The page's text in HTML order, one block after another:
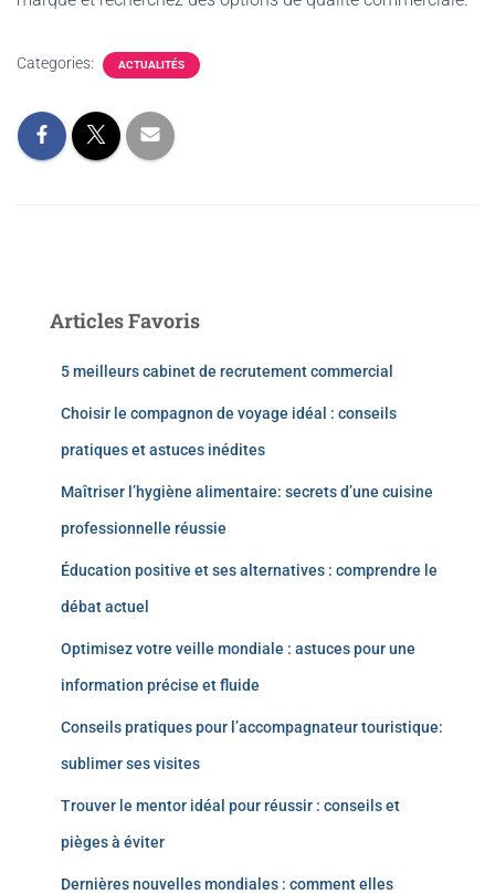
Categories: ACTUALITÉS
Articles Favoris
5 meilleurs cabinet de recrutement commercial
Choisir le compagnon de voyage idéal : conseils
pratiques et astuces inédites
Maîtriser l’hygiène alimentaire: secrets d’une cuisine
professionnelle réussie
Éducation positive et ses alternatives : comprendre le
débat actuel
Optimisez votre veille mondiale : astuces pour une
information précise et fluide
Conseils pratiques pour l’accompagnateur touristique:
sublimer ses visites
Trouver le mentor idéal pour réussir : conseils et
pièges à éviter
Dernières nouvelles mondiales : comment elles